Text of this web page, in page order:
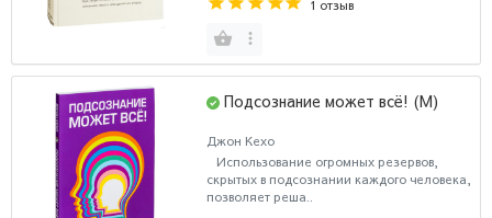
1 отзыв
Подсознание может всё! (М)
Джон Кехо
Использование огромных резервов,
скрытых в подсознании каждого человека,
позволяет реша..